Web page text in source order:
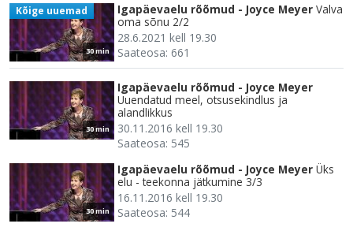
30 min
Kõige uuemad Igapäevaelu rõõmud - Joyce Meyer Valva
oma sõnu 2/2
28.6.2021 kell 19.30
Saateosa: 661
30 min
Igapäevaelu rõõmud - Joyce Meyer
Uuendatud meel, otsusekindlus ja
alandlikkus
30.11.2016 kell 19.30
Saateosa: 545
30 min
Igapäevaelu rõõmud - Joyce Meyer Üks
elu - teekonna jätkumine 3/3
16.11.2016 kell 19.30
Saateosa: 544